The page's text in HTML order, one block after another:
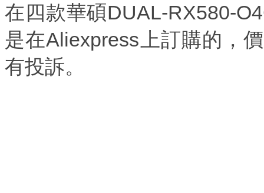
在四款華碩DUAL-RX580-
是在Aliexpress上訂購的，
有投訴。